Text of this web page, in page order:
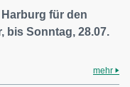
für den
bis Sonntag, 28.07.
mehr